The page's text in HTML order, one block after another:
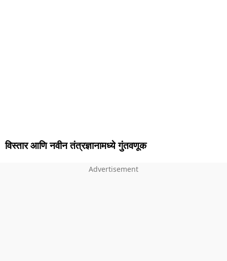
विस्तार आणि नवीन तंत्रज्ञानामध्ये गुंतवणूक